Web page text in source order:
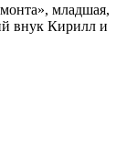
младшая,
внук Кирилл и